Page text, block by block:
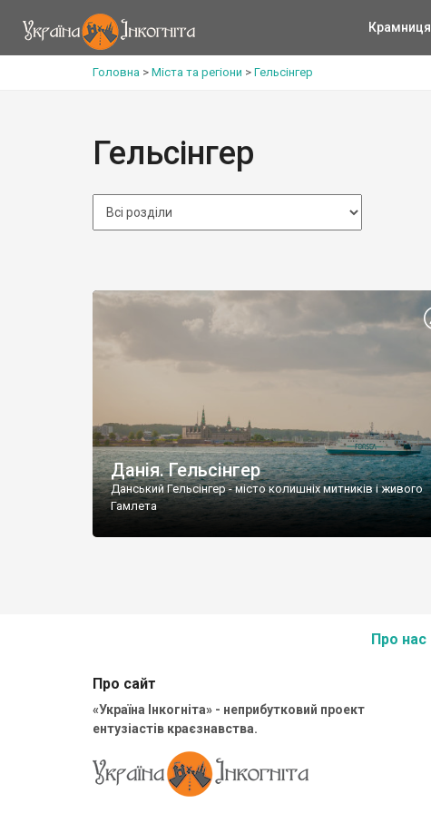
Крамниця
Головна > Міста та регіони > Гельсінгер
Гельсінгер
Данія. Гельсінгер
Данський Гельсінгер - місто колишніх митників і живого
Гамлета
Про нас
Про сайт
«Україна Інкогніта» - неприбутковий проект
ентузіастів краєзнавства.